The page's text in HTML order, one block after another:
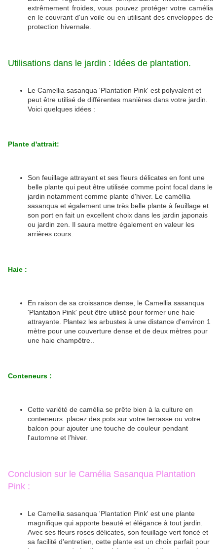
extrêmement froides, vous pouvez protéger votre camélia
en le couvrant d'un voile ou en utilisant des enveloppes de
protection hivernale.
Utilisations dans le jardin : Idées de plantation.
Le Camellia sasanqua 'Plantation Pink' est polyvalent et
peut être utilisé de différentes manières dans votre jardin.
Voici quelques idées :
Plante d'attrait:
Son feuillage attrayant et ses fleurs délicates en font une
belle plante qui peut être utilisée comme point focal dans le
jardin notamment comme plante d'hiver. Le caméllia
sasanqua et également une très belle plante à feuillage et
son port en fait un excellent choix dans les jardin japonais
ou jardin zen. Il saura mettre également en valeur les
arrières cours.
Haie :
En raison de sa croissance dense, le Camellia sasanqua
'Plantation Pink' peut être utilisé pour former une haie
attrayante. Plantez les arbustes à une distance d'environ 1
mètre pour une couverture dense et de deux mètres pour
une haie champêtre..
Conteneurs :
Cette variété de camélia se prête bien à la culture en
conteneurs. placez des pots sur votre terrasse ou votre
balcon pour ajouter une touche de couleur pendant
l'automne et l'hiver.
Conclusion sur le Camélia Sasanqua Plantation
Pink :
Le Camellia sasanqua 'Plantation Pink' est une plante
magnifique qui apporte beauté et élégance à tout jardin.
Avec ses fleurs roses délicates, son feuillage vert foncé et
sa facilité d'entretien, cette plante est un choix parfait pour